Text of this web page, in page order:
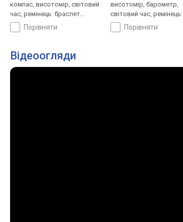
компас, висотомір, світовий
час, ремінець: браслет
титан, WR 100, Швейцарія
порівняти
висотомір, барометр,
світовий час, ремінець:
браслет титан, WR 100,
Швейцарія
порівняти
Відеоогляди